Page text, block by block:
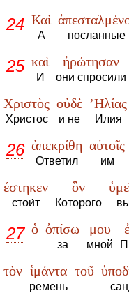
24 Καὶ
А посланные
25 καὶ
И
ἠρώτησαν
они спросили
Χριστὸς
Христос
οὐδὲ
и не
’Ηλίας
Илия
26 ἀπεκρίθη
Ответил
αὐτοῖς
им
έστηκεν
стои́т
ὃν
Которого
27 ὁ ὀπίσω
за
μου
мной
τὸν ἱμάντα
ремень
τοῦ